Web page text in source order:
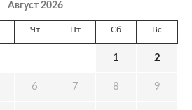
Август 2026
Чт Пт Сб Вс
1 2
6 7 8 9